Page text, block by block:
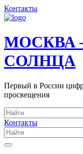
Контакты
МОСКВА
СОЛНЦА
Первый в России
просвещения
Контакты